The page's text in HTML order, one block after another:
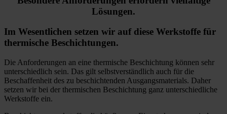
Lösungen.
Im Wesentlichen setzen wir auf diese Werkstoffe für
thermische Beschichtungen.
Die Anforderungen an eine thermische Beschichtung können sehr
unterschiedlich sein. Das gilt selbstverständlich auch für die
Beschaffenheit des zu beschichtenden Ausgangsmaterials. Daher
setzen wir bei der thermischen Beschichtung ganz unterschiedliche
Werkstoffe ein.